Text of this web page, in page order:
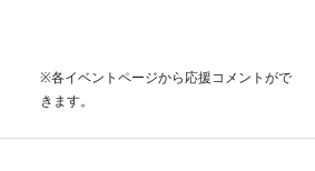
※各イベントページから応援コメントがで
きます。